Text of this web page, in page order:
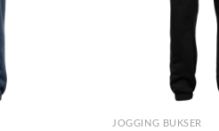
JOGGING BUKSER